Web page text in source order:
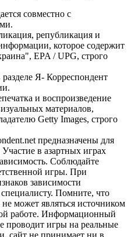
совместно с
републикация и
которое содержит
EPA / UPG, строго
Я- Корреспондент
и воспроизведение
материалов,
Getty Images, строго
предназначены для
в азартных играх
Соблюдайте
игры. При
зависимости
Помните, что
может являться источником
работе. Информационный
проводит игры на реальные
сайт не принимает ни в